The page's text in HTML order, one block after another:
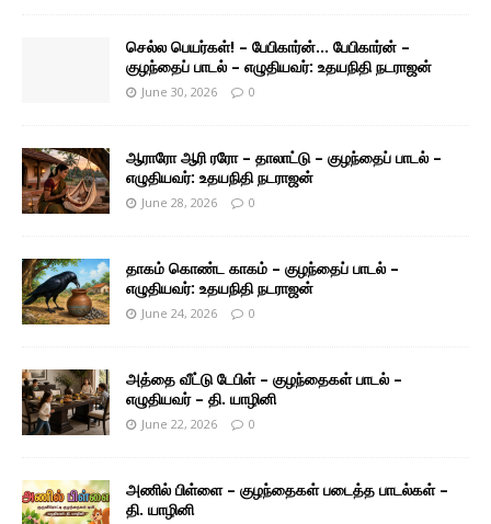
செல்ல பெயர்கள்! – பேபிகார்ன்… பேபிகார்ன் –
குழந்தைப் பாடல் – எழுதியவர்: உதயநிதி நடராஜன்
June 30, 2026 0
ஆராரோ ஆரி ரரோ – தாலாட்டு – குழந்தைப் பாடல் –
எழுதியவர்: உதயநிதி நடராஜன்
June 28, 2026 0
தாகம் கொண்ட காகம் – குழந்தைப் பாடல் –
எழுதியவர்: உதயநிதி நடராஜன்
June 24, 2026 0
அத்தை வீட்டு டேபிள் – குழந்தைகள் பாடல் –
எழுதியவர் – தி. யாழினி
June 22, 2026 0
அணில் பிள்ளை – குழந்தைகள் படைத்த பாடல்கள் –
தி. யாழினி